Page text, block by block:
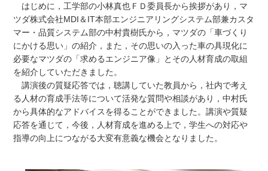
はじめに，工学部の小林真也ＦＤ委員長から挨拶があり，マ
ツダ株式会社MDI＆IT本部エンジニアリングシステム部兼カスタ
マー・品質システム部の中村貴樹氏から，マツダの「車づくり
にかける思い」の紹介，また，その思いの入った車の具現化に
必要なマツダの「求めるエンジニア像」とその人材育成の取組
を紹介していただきました。
講演後の質疑応答では，聴講していた教員から，社内で考え
る人材の育成手法等について活発な質問や相談があり，中村氏
から具体的なアドバイスを得ることができました。講演や質疑
応答を通じて，今後，人材育成を進める上で，学生への対応や
指導の向上につながる大変有意義な機会となりました。